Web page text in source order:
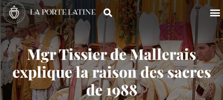
Mgr Tissier de Mallerais
explique la raison des sacres
de 1988